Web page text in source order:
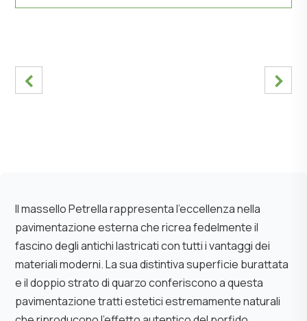
‹ ›
Il massello Petrella rappresenta l’eccellenza nella
pavimentazione esterna che ricrea fedelmente il
fascino degli antichi lastricati con tutti i vantaggi dei
materiali moderni. La sua distintiva superficie burattata
e il doppio strato di quarzo conferiscono a questa
pavimentazione tratti estetici estremamente naturali